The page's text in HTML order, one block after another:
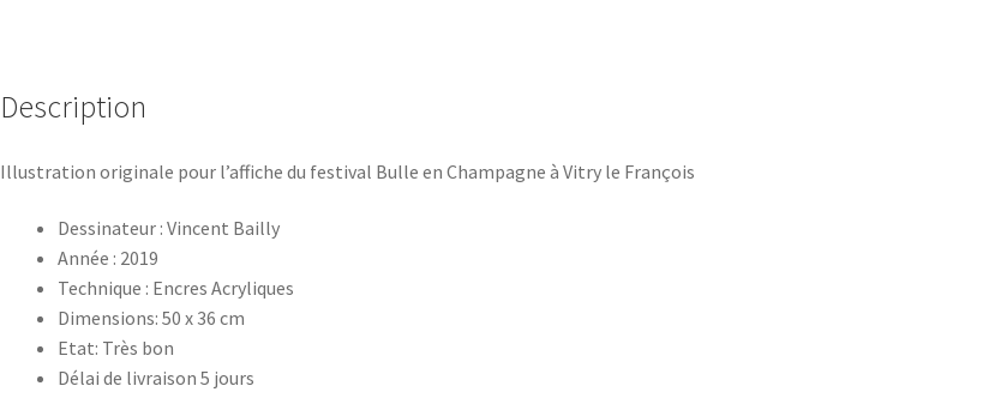
Description
Illustration originale pour l’affiche du festival Bulle en Champagne à Vitry le François
Dessinateur : Vincent Bailly
Année : 2019
Technique : Encres Acryliques
Dimensions: 50 x 36 cm
Etat: Très bon
Délai de livraison 5 jours